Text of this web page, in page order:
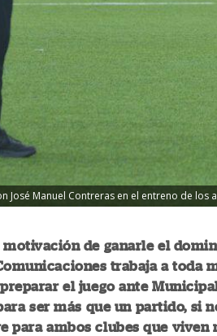
José Manuel Contreras en el entreno de los
motivación de ganarle el
trabaja a toda
el juego ante
ser más que un partido, si
para ambos clubes que viven